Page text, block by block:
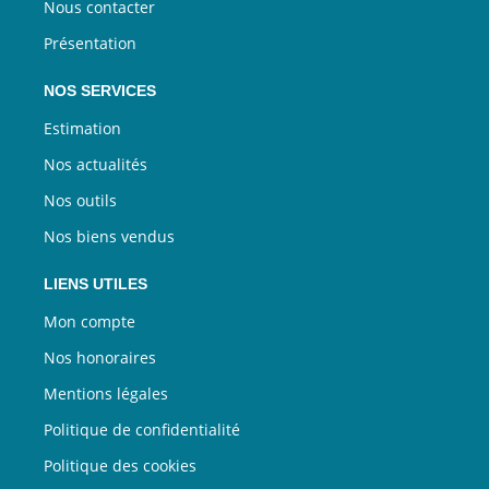
Nous contacter
Présentation
NOS SERVICES
Estimation
Nos actualités
Nos outils
Nos biens vendus
LIENS UTILES
Mon compte
Nos honoraires
Mentions légales
Politique de confidentialité
Politique des cookies